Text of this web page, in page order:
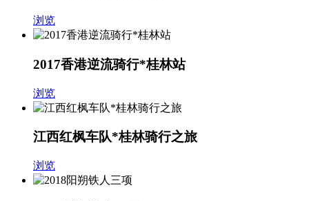
浏览
2017香港逆流骑行*桂林站
浏览
江西红枫车队*桂林骑行之旅
浏览